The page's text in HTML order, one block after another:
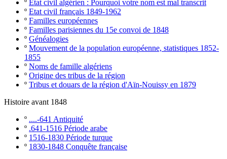
º Etat civil algérien : Pourquoi votre nom est mal transcrit
º Etat civil français 1849-1962
º Familles européennes
º Familles parisiennes du 15e convoi de 1848
º Généalogies
º Mouvement de la population européenne, statistiques 1852-
1855
º Noms de famille algériens
º Origine des tribus de la région
º Tribus et douars de la région d'Aïn-Nouissy en 1879
Histoire avant 1848
º ....-641 Antiquité
º .641-1516 Période arabe
º 1516-1830 Période turque
º 1830-1848 Conquête française